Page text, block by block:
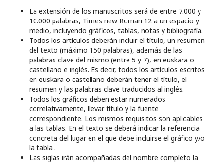
La extensión de los manuscritos será de entre 7.000 y
10.000 palabras, Times new Roman 12 a un espacio y
medio, incluyendo gráficos, tablas, notas y bibliografía.
Todos los artículos deberán incluir el título, un resumen
del texto (máximo 150 palabras), además de las
palabras clave del mismo (entre 5 y 7), en euskara o
castellano e inglés. Es decir, todos los artículos escritos
en euskara o castellano deberán tener el título, el
resumen y las palabras clave traducidos al inglés.
Todos los gráficos deben estar numerados
correlativamente, llevar título y la fuente
correspondiente. Los mismos requisitos son aplicables
a las tablas. En el texto se deberá indicar la referencia
concreta del lugar en el que debe incluirse el gráfico y/o
la tabla .
Las siglas irán acompañadas del nombre completo la